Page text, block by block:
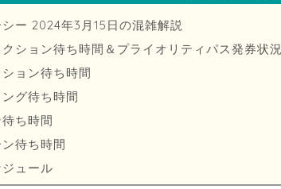
ー 2024年3月15日の混雑解説
ション待ち時間＆プライオリティパス発券状況
ョン待ち時間
グ待ち時間
ち時間
待ち時間
ュール